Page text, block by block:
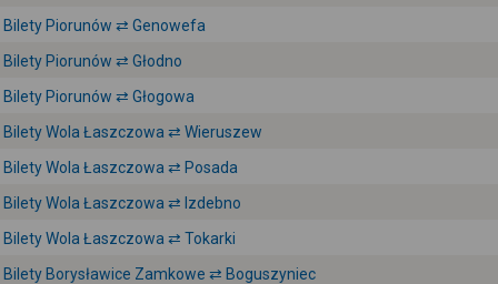
Bilety Piorunów ⇄ Genowefa
Bilety Piorunów ⇄ Głodno
Bilety Piorunów ⇄ Głogowa
Bilety Wola Łaszczowa ⇄ Wieruszew
Bilety Wola Łaszczowa ⇄ Posada
Bilety Wola Łaszczowa ⇄ Izdebno
Bilety Wola Łaszczowa ⇄ Tokarki
Bilety Borysławice Zamkowe ⇄ Boguszyniec